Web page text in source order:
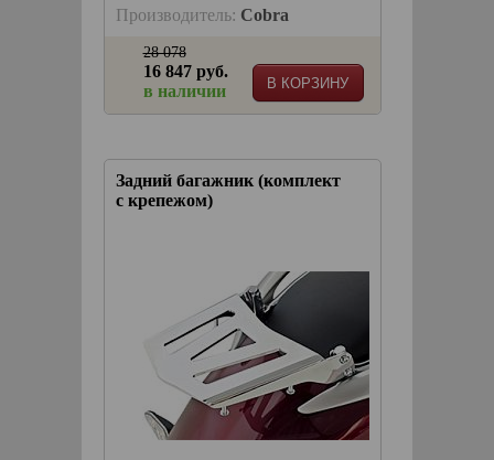
Производитель: Cobra
В КОРЗИНУ
28 078
16 847 руб.
в наличии
Задний багажник (комплект
с крепежом)